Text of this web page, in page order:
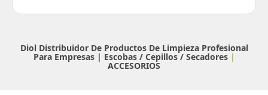
Diol Distribuidor De Productos De Limpieza Profesional
Para Empresas | Escobas / Cepillos / Secadores|
ACCESORIOS